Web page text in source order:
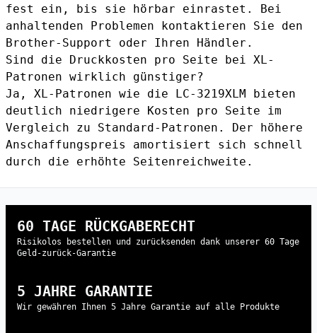
fest ein, bis sie hörbar einrastet. Bei
anhaltenden Problemen kontaktieren Sie den
Brother-Support oder Ihren Händler.
Sind die Druckkosten pro Seite bei XL-
Patronen wirklich günstiger?
Ja, XL-Patronen wie die LC-3219XLM bieten
deutlich niedrigere Kosten pro Seite im
Vergleich zu Standard-Patronen. Der höhere
Anschaffungspreis amortisiert sich schnell
durch die erhöhte Seitenreichweite.
60 TAGE RÜCKGABERECHT
Risikolos bestellen und zurücksenden dank unserer 60 Tage
Geld-zurück-Garantie
5 JAHRE GARANTIE
Wir gewähren Ihnen 5 Jahre Garantie auf alle Produkte